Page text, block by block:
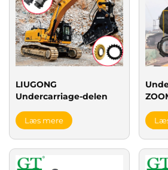
LIUGONG
Undercarriage-delen
Læs mere